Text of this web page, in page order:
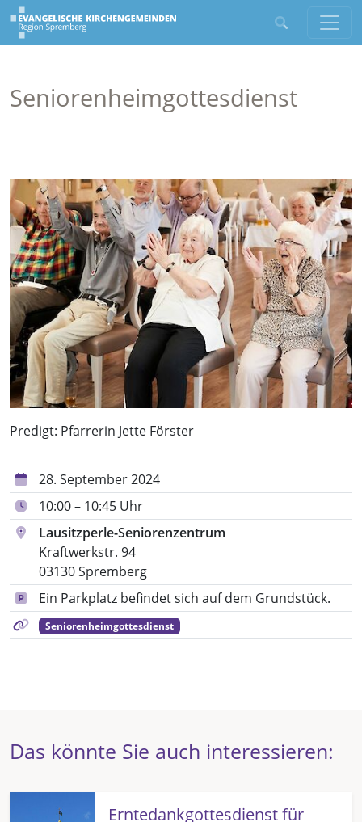
Seniorenheimgottesdienst
Predigt: Pfarrerin Jette Förster
28. September 2024
10:00 – 10:45 Uhr
Lausitzperle-Seniorenzentrum
Kraftwerkstr. 94
03130 Spremberg
Ein Parkplatz befindet sich auf dem Grundstück.
Seniorenheimgottesdienst
Das könnte Sie auch interessieren:
Erntedankgottesdienst für